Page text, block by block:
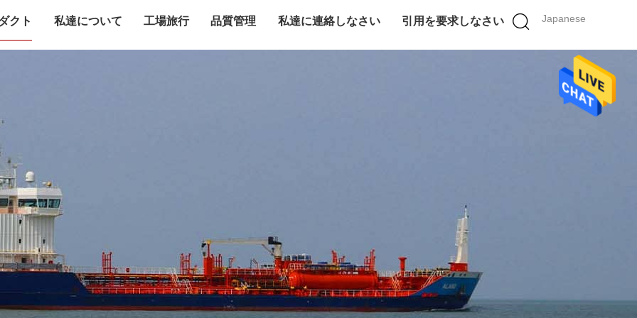
Japanese
クト 私達について 工場旅行 品質管理 私達に連絡しなさい 引用を要求しなさい